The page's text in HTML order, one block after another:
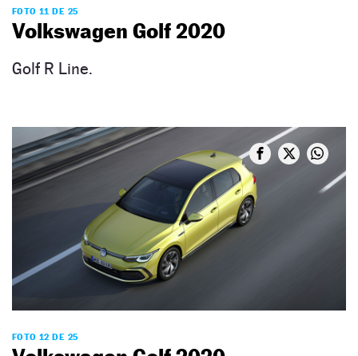
FOTO 11 DE 25
Volkswagen Golf 2020
Golf R Line.
FOTO 12 DE 25